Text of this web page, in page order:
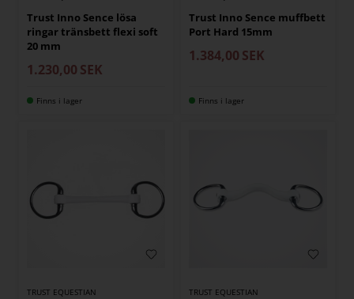
Trust Inno Sence lösa
ringar tränsbett flexi soft
20 mm
1.230,00 SEK
Finns i lager
Trust Inno Sence muffbett
Port Hard 15mm
1.384,00 SEK
Finns i lager
TRUST EQUESTIAN TRUST EQUESTIAN